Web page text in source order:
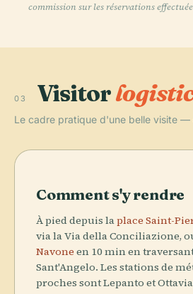
commission sur les réservations
03 Visitor
Le cadre pratique d'une belle visite —
Comment s'y rendre
À pied depuis laplace Saint-
via la Via della Conciliazione,
Navone en 10 min en
Sant'Angelo. Les stations de
proches sont Lepanto et